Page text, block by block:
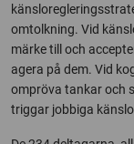
omtolkning. Vid
märke till och
agera på dem. Vid
ompröva tankar och
triggar jobbiga